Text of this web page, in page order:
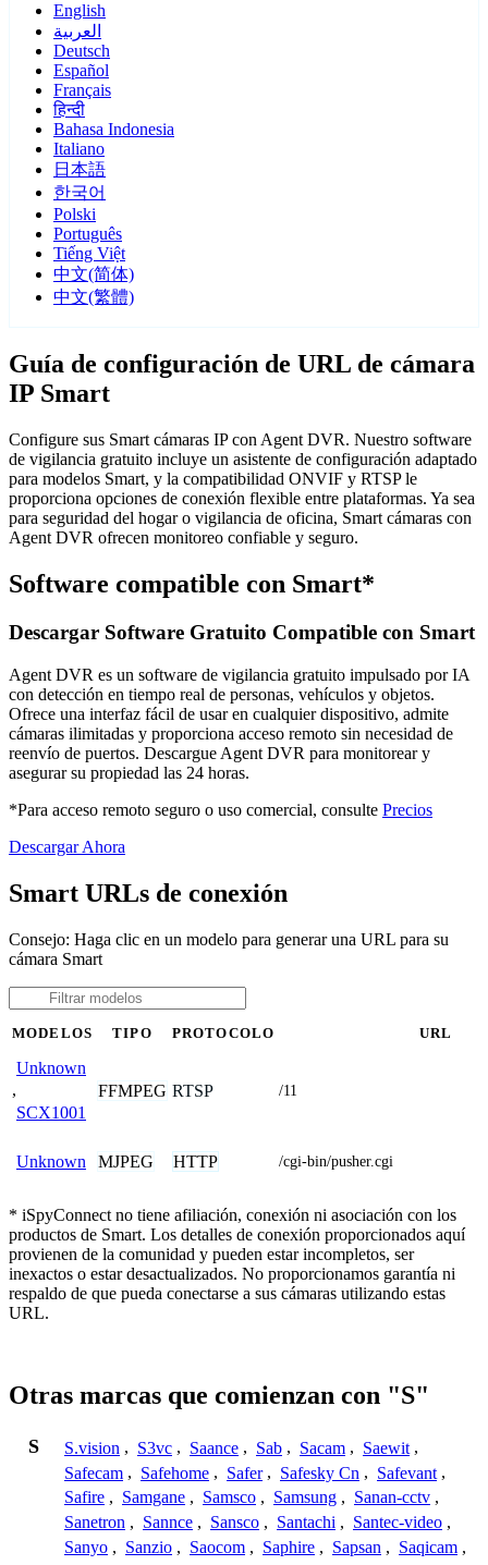
English
العربية
Deutsch
Español
Français
हिन्दी
Bahasa Indonesia
Italiano
日本語
한국어
Polski
Português
Tiếng Việt
中文(简体)
中文(繁體)
Guía de configuración de URL de cámara
IP Smart
Configure sus Smart cámaras IP con Agent DVR. Nuestro software
de vigilancia gratuito incluye un asistente de configuración adaptado
para modelos Smart, y la compatibilidad ONVIF y RTSP le
proporciona opciones de conexión flexible entre plataformas. Ya sea
para seguridad del hogar o vigilancia de oficina, Smart cámaras con
Agent DVR ofrecen monitoreo confiable y seguro.
Software compatible con Smart*
Descargar Software Gratuito Compatible con Smart
Agent DVR es un software de vigilancia gratuito impulsado por IA
con detección en tiempo real de personas, vehículos y objetos.
Ofrece una interfaz fácil de usar en cualquier dispositivo, admite
cámaras ilimitadas y proporciona acceso remoto sin necesidad de
reenvío de puertos. Descargue Agent DVR para monitorear y
asegurar su propiedad las 24 horas.
*Para acceso remoto seguro o uso comercial, consulte Precios
Descargar Ahora
Smart URLs de conexión
Consejo: Haga clic en un modelo para generar una URL para su
cámara Smart
MODELOS TIPO PROTOCOLO URL
Unknown
,
SCX1001
FFMPEG RTSP /11
Unknown MJPEG HTTP /cgi-bin/pusher.cgi
* iSpyConnect no tiene afiliación, conexión ni asociación con los
productos de Smart. Los detalles de conexión proporcionados aquí
provienen de la comunidad y pueden estar incompletos, ser
inexactos o estar desactualizados. No proporcionamos garantía ni
respaldo de que pueda conectarse a sus cámaras utilizando estas
URL.
Otras marcas que comienzan con "S"
S S.vision , S3vc , Saance , Sab , Sacam , Saewit ,
Safecam , Safehome , Safer , Safesky Cn , Safevant ,
Safire , Samgane , Samsco , Samsung , Sanan-cctv ,
Sanetron , Sannce , Sansco , Santachi , Santec-video ,
Sanyo , Sanzio , Saocom , Saphire , Sapsan , Saqicam ,